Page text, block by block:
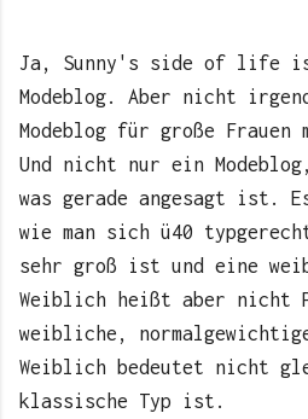
Ja, Sunny's side of life
Modeblog. Aber nicht
Modeblog für große Frauen
Und nicht nur ein
was gerade angesagt ist.
wie man sich ü40
sehr groß ist und eine
Weiblich heißt aber nicht
weibliche,
Weiblich bedeutet nicht
klassische Typ ist.